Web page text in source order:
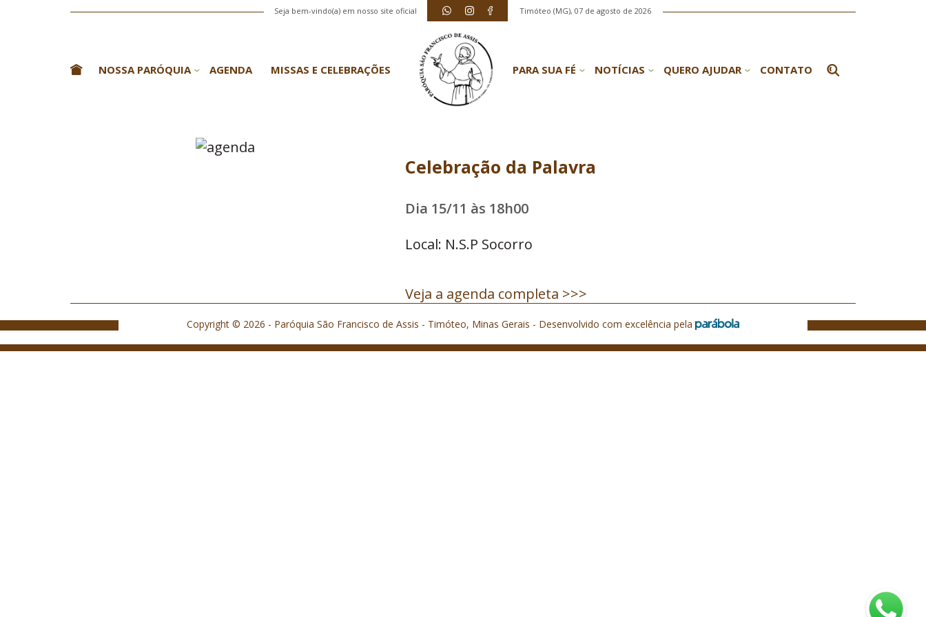
Seja bem-vindo(a) em nosso site oficial Timóteo (MG), 07 de agosto de 2026
NOSSA PARÓQUIA AGENDA MISSAS E CELEBRAÇÕES PARA SUA FÉ NOTÍCIAS QUERO AJUDAR CONTATO
Celebração da Palavra
Dia 15/11 às 18h00
Local: N.S.P Socorro
Veja a agenda completa >>>
Copyright © 2026 - Paróquia São Francisco de Assis - Timóteo, Minas Gerais - Desenvolvido com excelência pela